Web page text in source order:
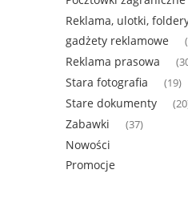
Reklama, ulotki,
gadżety reklamowe
Reklama prasowa
Stara fotografia (19)
Stare dokumenty
Zabawki (37)
Nowości
Promocje